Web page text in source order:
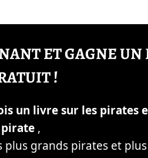
ET GAGNE UN
!
un livre sur les pirates
pirate ,
grands pirates et